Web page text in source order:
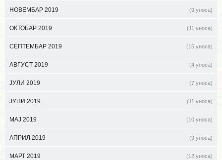
НОВЕМБАР 2019 (9 уноса)
ОКТОБАР 2019 (11 уноса)
СЕПТЕМБАР 2019 (15 уноса)
АВГУСТ 2019 (4 уноса)
ЈУЛИ 2019 (7 уноса)
ЈУНИ 2019 (11 уноса)
МАЈ 2019 (10 уноса)
АПРИЛ 2019 (9 уноса)
МАРТ 2019 (12 уноса)